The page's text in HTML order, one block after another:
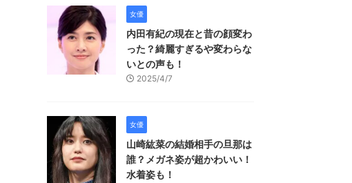
女優
内田有紀の現在と昔の顔変わ
った？綺麗すぎるや変わらな
いとの声も！
2025/4/7
女優
山崎紘菜の結婚相手の旦那は
誰？メガネ姿が超かわいい！
水着姿も！